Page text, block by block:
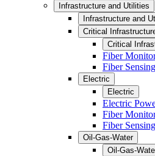
Infrastructure and Utilities
Infrastructure and
Critical
Critical
Fiber
Fiber Sensing
Electric
Electric
Electric
Fiber
Fiber Sensing
Oil-Gas-Water
Oil-Gas-